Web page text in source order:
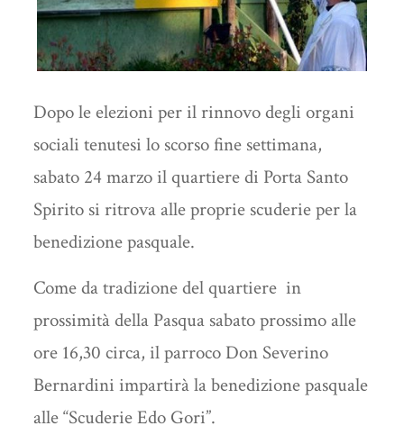
Dopo le elezioni per il rinnovo degli organi
sociali tenutesi lo scorso fine settimana,
sabato 24 marzo il quartiere di Porta Santo
Spirito si ritrova alle proprie scuderie per la
benedizione pasquale.
Come da tradizione del quartiere in
prossimità della Pasqua sabato prossimo alle
ore 16,30 circa, il parroco Don Severino
Bernardini impartirà la benedizione pasquale
alle “Scuderie Edo Gori”.